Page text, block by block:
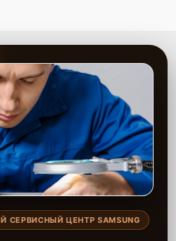
ЦЕНТР SAMSUNG